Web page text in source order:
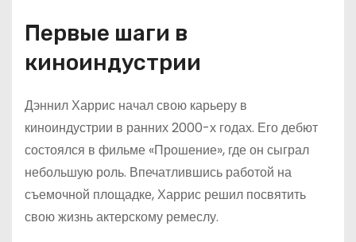
Первые шаги в
киноиндустрии
Дэннил Харрис начал свою карьеру в
киноиндустрии в ранних 2000-х годах. Его дебют
состоялся в фильме «Прошение», где он сыграл
небольшую роль. Впечатлившись работой на
съемочной площадке, Харрис решил посвятить
свою жизнь актерскому ремеслу.